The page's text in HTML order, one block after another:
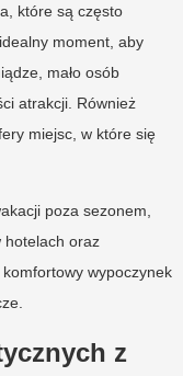
które są często
moment, aby
mało osób
atrakcji. Również
miejsc, w które się
poza sezonem,
hotelach oraz
wypoczynek
z